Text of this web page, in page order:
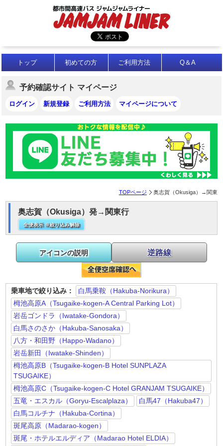
トップ 初めての方 ご利用方法 Q＆A
予約確認サイト マイページ
ログイン 新規登録 ご利用方法 マイページについて
TOPページ 奥志賀（Okusiga）→関東
奥志賀（Okusiga）発→関東行
全便表示 ※絞り込み解除
乗車地で絞り込み：
白馬乗鞍（Hakuba-Norikura）
栂池高原A（Tsugaike-kogen-A Central Parking Lot）
岩岳ゴンドラ（Iwatake-Gondora）
白馬さのさか（Hakuba-Sanosaka）
八方・和田野（Happo-Wadano）
岩岳新田（Iwatake-Shinden）
栂池高原B（Tsugaike-kogen-B Hotel SUNPLAZA
TSUGAIKE）
栂池高原C（Tsugaike-kogen-C Hotel GRANJAM TSUGAIKE）
五竜・エスカル（Goryu-Escalplaza）
白馬47（Hakuba47）
白馬コルチナ（Hakuba-Cortina）
斑尾高原（Madarao-kogen）
斑尾・ホテルエルディア（Madarao Hotel ELDIA）
アイコンの説明 逆路線